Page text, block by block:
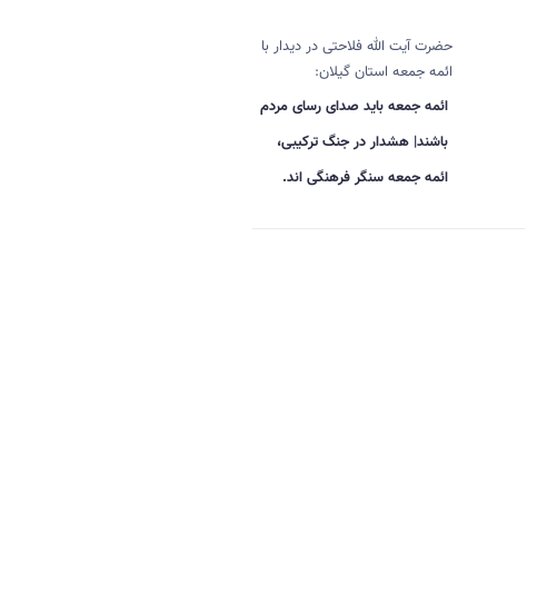
حضرت آیت الله فلاحتی در دیدار با
ائمه جمعه استان گیلان:
ائمه جمعه باید صدای رسای مردم
باشند| هشدار در جنگ ترکیبی،
ائمه جمعه سنگر فرهنگی اند.